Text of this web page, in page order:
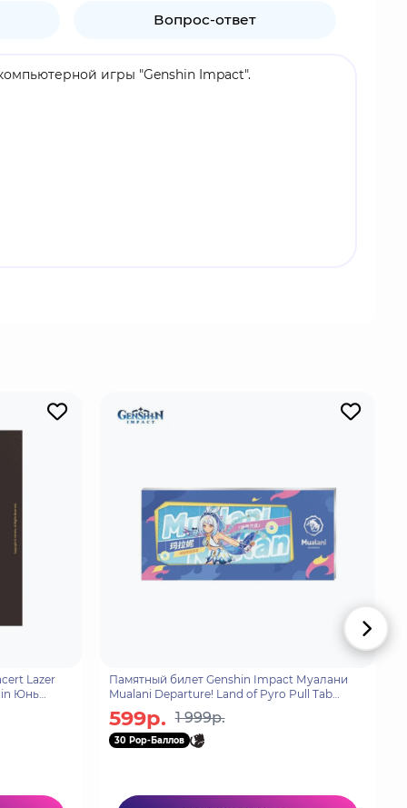
Вопрос-ответ
игры "Genshin Impact".
со своим ручным дракончиком по имени
Lazer
Юнь
Памятный билет Genshin Impact Муалани
Mualani Departure! Land of Pyro Pull Tab
599р. 1 999р.
30 Pop-Баллов